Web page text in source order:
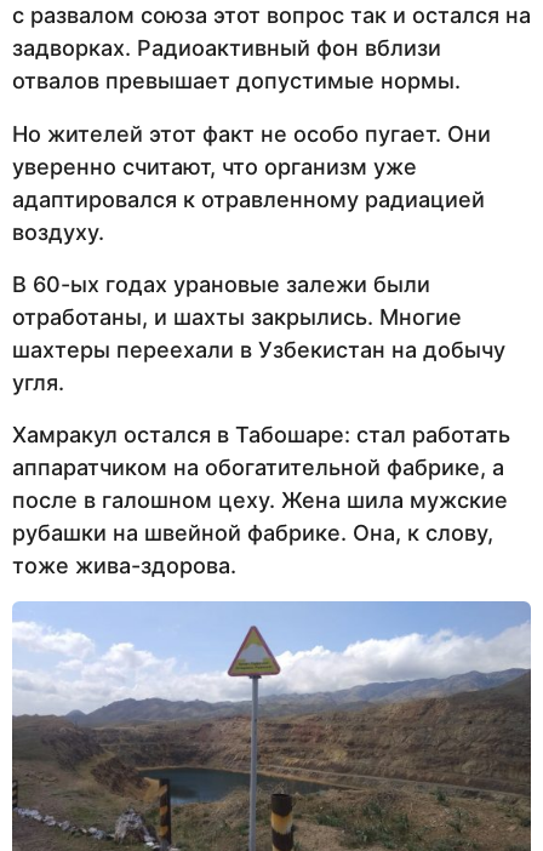
с развалом союза этот вопрос так и остался на
задворках. Радиоактивный фон вблизи
отвалов превышает допустимые нормы.
Но жителей этот факт не особо пугает. Они
уверенно считают, что организм уже
адаптировался к отравленному радиацией
воздуху.
В 60-ых годах урановые залежи были
отработаны, и шахты закрылись. Многие
шахтеры переехали в Узбекистан на добычу
угля.
Хамракул остался в Табошаре: стал работать
аппаратчиком на обогатительной фабрике, а
после в галошном цеху. Жена шила мужские
рубашки на швейной фабрике. Она, к слову,
тоже жива-здорова.